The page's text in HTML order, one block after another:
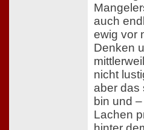
auch
ewig vor
Denken
nicht
aber das
bin und
Lachen